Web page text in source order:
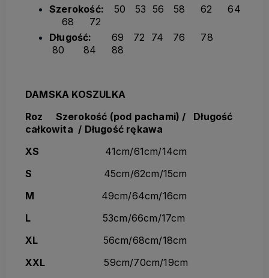
Szerokość: 50 53 56 58 62 64
68 72
Długość:69 72 74 76 78
80 84 88
DAMSKA KOSZULKA
Roz Szerokość (pod pachami) / Długość
całkowita / Długość rękawa
XS 41cm/61cm/14cm
S 45cm/62cm/15cm
M
49cm/64cm/16cm
L 53cm/66cm/17cm
XL
56cm/68cm/18cm
XXL
59cm/70cm/19cm